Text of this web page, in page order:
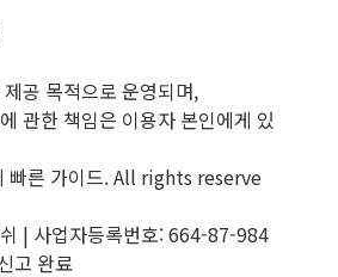
공 목적으로 운영되며,
관한 책임은 이용자 본인에게 있
빠른 가이드. All rights reserve
| 사업자등록번호: 664-87-984
고 완료